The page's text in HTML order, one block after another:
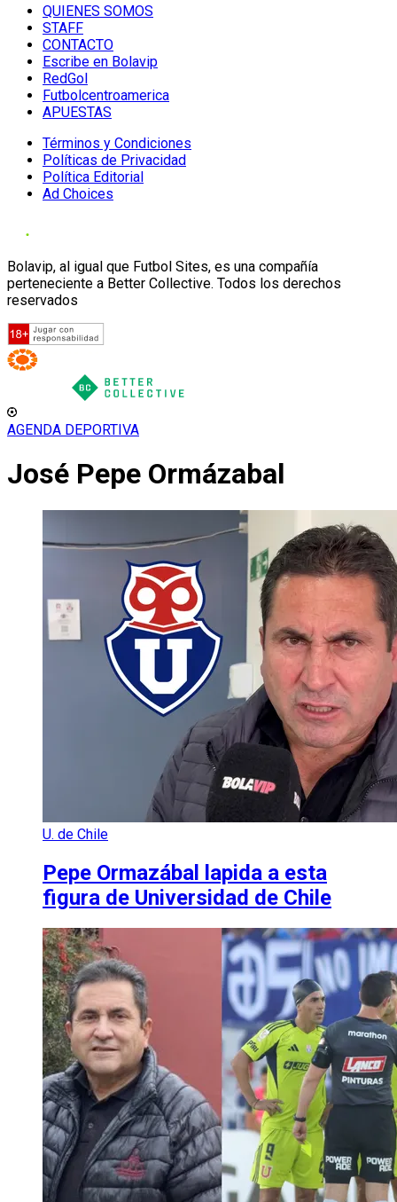
QUIENES SOMOS
STAFF
CONTACTO
Escribe en Bolavip
RedGol
Futbolcentroamerica
APUESTAS
Términos y Condiciones
Políticas de Privacidad
Política Editorial
Ad Choices
Bolavip, al igual que Futbol Sites, es una compañía
perteneciente a Better Collective. Todos los derechos
reservados
AGENDA DEPORTIVA
José Pepe Ormázabal
U. de Chile
Pepe Ormazábal lapida a esta
figura de Universidad de Chile